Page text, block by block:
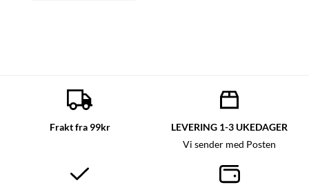
Frakt fra 99kr LEVERING 1-3 UKEDAGER
Vi sender med Posten